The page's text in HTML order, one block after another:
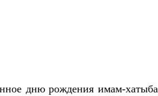
дню рождения имам-хатыба